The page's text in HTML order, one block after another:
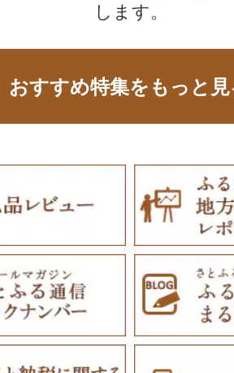
します。
おすすめ特集をもっと